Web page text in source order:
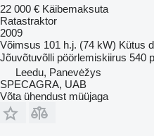
22 000 € Käibemaksuta
Ratastraktor
2009
Võimsus 101 h.j. (74 kW) Kütus
Jõuvõtuvõlli pöörlemiskiirus 540
Leedu, Panevėžys
SPECAGRA, UAB
Võta ühendust müüjaga